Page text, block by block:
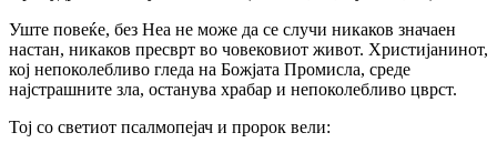
Уште повеќе, без Неа не може да се случи никаков значаен
настан, никаков пресврт во човековиот живот. Христијанинот,
кој непоколебливо гледа на Божјата Промисла, среде
најстрашните зла, останува храбар и непоколебливо цврст.
Тој со светиот псалмопејач и пророк вели: